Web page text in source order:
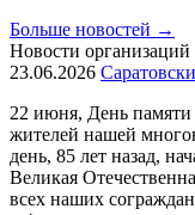
Больше новостей →
Новости организаций
23.06.2026
22 июня, День памяти
жителей нашей
день, 85 лет назад,
Великая
всех наших